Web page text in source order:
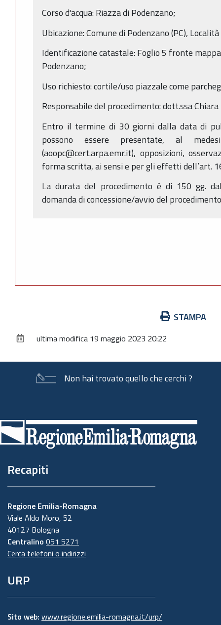
Corso d'acqua: Riazza di Podenzano;
Ubicazione: Comune di Podenzano (PC),
Identificazione catastale: Foglio 5 fronte
Podenzano;
Uso richiesto: cortile/uso piazzale come
Responsabile del procedimento: dott.ssa
Entro il termine di 30 giorni dalla data di
possono essere presentate, al
(aoopc@cert.arpa.emr.it), opposizioni,
forma scritta, ai sensi e per gli effetti dell’art.
La durata del procedimento è di 150 gg.
domanda di concessione/avvio del
documento
STAMPA
ultima modifica 19 maggio 2023 20:22
Non hai trovato quello che cerchi ?
di
pagina
Recapiti
Regione Emilia-Romagna
Viale Aldo Moro, 52
40127 Bologna
Centralino 051 5271
Cerca telefoni o indirizzi
URP
Sito web: www.regione.emilia-romagna.it/urp/